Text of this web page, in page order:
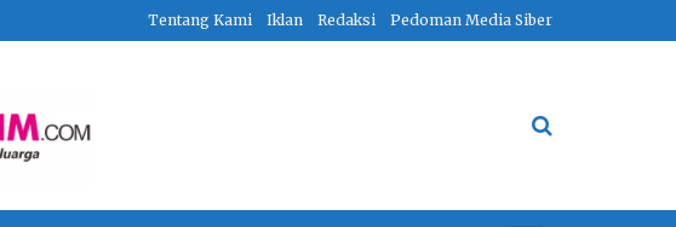
Tentang Kami Iklan Redaksi Pedoman Media Siber